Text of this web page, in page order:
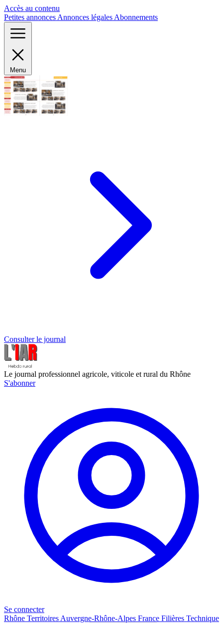
Accès au contenu
Petites annonces Annonces légales Abonnements
Menu
Consulter le journal
Le journal professionnel agricole, viticole et rural du Rhône
S'abonner
Se connecter
Rhône Territoires Auvergne-Rhône-Alpes France Filières Technique
Panneau de gestion des cookies